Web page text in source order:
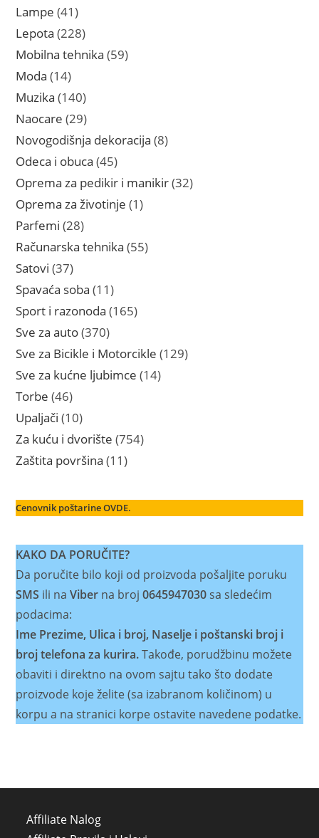
Lampe 4141
proizvod
Lepota 228228
proizvoda
Mobilna tehnika 5959
Moda 1414
proizvoda
Muzika 140140
proizvoda
Naocare 2929
proizvoda
Novogodišnja dekoracija 88
Odeca i obuca 4545
proizvoda
Oprema za pedikir i manikir 3232
Oprema za životinje 11
Parfemi 2828
proizvoda
Računarska tehnika 5555
Satovi 3737
proizvoda
Spavaća soba 1111
proizvoda
Sport i razonoda 165165
Sve za auto 370370
proizvoda
Sve za Bicikle i Motorcikle 129129
Sve za kućne ljubimce 1414
Torbe 4646
proizvoda
Upaljači 1010
proizvoda
Za kuću i dvorište 754754
Zaštita površina 1111
Cenovnik poštarine OVDE.
KAKO DA PORUČITE?
Da poručite bilo koji od proizvoda pošaljite poruku
SMS ili naViber na broj0645947030sa sledećim
podacima:
Ime Prezime, Ulica i broj, Naselje i poštanski broj i
broj telefona za kurira.Takođe, porudžbinu možete
obaviti i direktno na ovom sajtu tako što dodate
proizvode koje želite (sa izabranom količinom) u
korpu a na stranici korpe ostavite navedene podatke.
Affiliate Nalog